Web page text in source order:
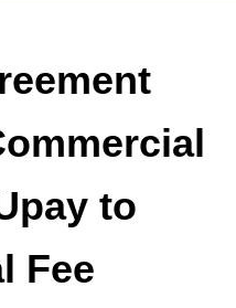
to
Fee